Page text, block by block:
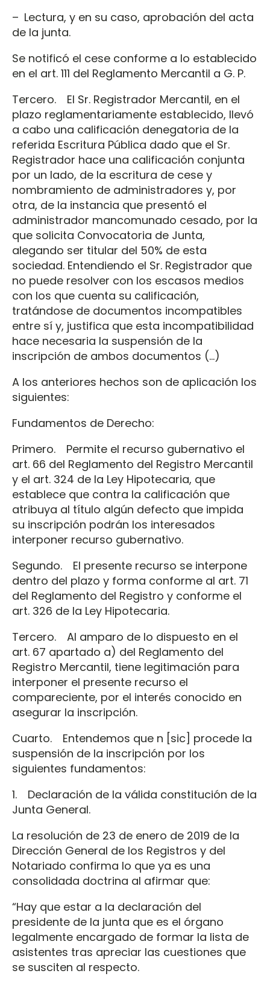
– Lectura, y en su caso, aprobación del acta
de la junta.
Se notificó el cese conforme a lo establecido
en el art. 111 del Reglamento Mercantil a G. P.
Tercero. El Sr. Registrador Mercantil, en el
plazo reglamentariamente establecido, llevó
a cabo una calificación denegatoria de la
referida Escritura Pública dado que el Sr.
Registrador hace una calificación conjunta
por un lado, de la escritura de cese y
nombramiento de administradores y, por
otra, de la instancia que presentó el
administrador mancomunado cesado, por la
que solicita Convocatoria de Junta,
alegando ser titular del 50% de esta
sociedad. Entendiendo el Sr. Registrador que
no puede resolver con los escasos medios
con los que cuenta su calificación,
tratándose de documentos incompatibles
entre sí y, justifica que esta incompatibilidad
hace necesaria la suspensión de la
inscripción de ambos documentos (…)
A los anteriores hechos son de aplicación los
siguientes:
Fundamentos de Derecho:
Primero. Permite el recurso gubernativo el
art. 66 del Reglamento del Registro Mercantil
y el art. 324 de la Ley Hipotecaria, que
establece que contra la calificación que
atribuya al título algún defecto que impida
su inscripción podrán los interesados
interponer recurso gubernativo.
Segundo. El presente recurso se interpone
dentro del plazo y forma conforme al art. 71
del Reglamento del Registro y conforme el
art. 326 de la Ley Hipotecaria.
Tercero. Al amparo de lo dispuesto en el
art. 67 apartado a) del Reglamento del
Registro Mercantil, tiene legitimación para
interponer el presente recurso el
compareciente, por el interés conocido en
asegurar la inscripción.
Cuarto. Entendemos que n [sic] procede la
suspensión de la inscripción por los
siguientes fundamentos:
1. Declaración de la válida constitución de la
Junta General.
La resolución de 23 de enero de 2019 de la
Dirección General de los Registros y del
Notariado confirma lo que ya es una
consolidada doctrina al afirmar que:
“Hay que estar a la declaración del
presidente de la junta que es el órgano
legalmente encargado de formar la lista de
asistentes tras apreciar las cuestiones que
se susciten al respecto.